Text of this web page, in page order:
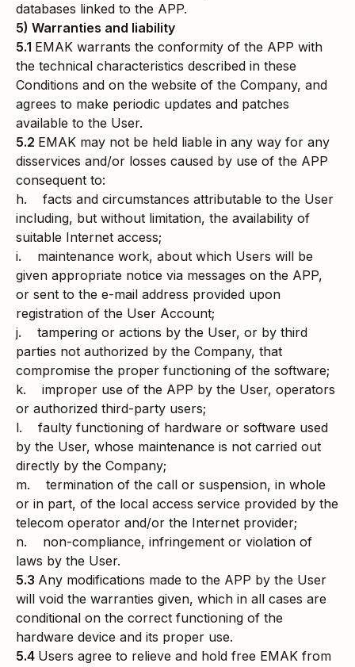
databases linked to the APP.
5) Warranties and liability
5.1 EMAK warrants the conformity of the APP with
the technical characteristics described in these
Conditions and on the website of the Company, and
agrees to make periodic updates and patches
available to the User.
5.2 EMAK may not be held liable in any way for any
disservices and/or losses caused by use of the APP
consequent to:
h. facts and circumstances attributable to the User
including, but without limitation, the availability of
suitable Internet access;
i. maintenance work, about which Users will be
given appropriate notice via messages on the APP,
or sent to the e-mail address provided upon
registration of the User Account;
j. tampering or actions by the User, or by third
parties not authorized by the Company, that
compromise the proper functioning of the software;
k. improper use of the APP by the User, operators
or authorized third-party users;
l. faulty functioning of hardware or software used
by the User, whose maintenance is not carried out
directly by the Company;
m. termination of the call or suspension, in whole
or in part, of the local access service provided by the
telecom operator and/or the Internet provider;
n. non-compliance, infringement or violation of
laws by the User.
5.3 Any modifications made to the APP by the User
will void the warranties given, which in all cases are
conditional on the correct functioning of the
hardware device and its proper use.
5.4 Users agree to relieve and hold free EMAK from